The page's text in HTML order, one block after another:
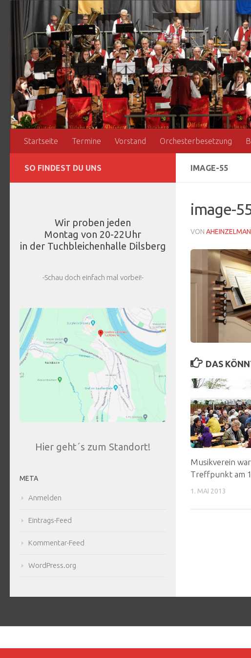
Zum Inhalt springen
Startseite Termine Vorstand Orchesterbesetzung
IMAGE-55
image-
VON
DAS
Musikverein
Treffpunkt am
1. MAI 2013
SO FINDEST DU UNS
Wir proben jeden
Montag von 20-22Uhr
in der Tuchbleichenhalle Dilsberg
-Schau doch einfach mal vorbei!-
Hier geht´s zum Standort!
META
Anmelden
Eintrags-Feed
Kommentar-Feed
WordPress.org